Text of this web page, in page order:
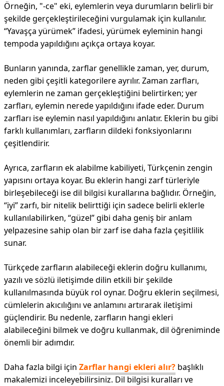
Örneğin, "-ce" eki, eylemlerin veya durumların belirli bir
şekilde gerçekleştirileceğini vurgulamak için kullanılır.
“Yavaşça yürümek” ifadesi, yürümek eyleminin hangi
tempoda yapıldığını açıkça ortaya koyar.
Bunların yanında, zarflar genellikle zaman, yer, durum,
neden gibi çeşitli kategorilere ayrılır. Zaman zarfları,
eylemlerin ne zaman gerçekleştiğini belirtirken; yer
zarfları, eylemin nerede yapıldığını ifade eder. Durum
zarfları ise eylemin nasıl yapıldığını anlatır. Eklerin bu gibi
farklı kullanımları, zarfların dildeki fonksiyonlarını
çeşitlendirir.
Ayrıca, zarfların ek alabilme kabiliyeti, Türkçenin zengin
yapısını ortaya koyar. Bu eklerin hangi zarf türleriyle
birleşebileceği ise dil bilgisi kurallarına bağlıdır. Örneğin,
“iyi” zarfı, bir nitelik belirttiği için sadece belirli eklerle
kullanılabilirken, “güzel” gibi daha geniş bir anlam
yelpazesine sahip olan bir zarf ise daha fazla çeşitlilik
sunar.
Türkçede zarfların alabileceği eklerin doğru kullanımı,
yazılı ve sözlü iletişimde dilin etkili bir şekilde
kullanılmasında büyük rol oynar. Doğru eklerin seçilmesi,
cümlelerin akıcılığını ve anlamını artırarak iletişimi
güçlendirir. Bu nedenle, zarfların hangi ekleri
alabileceğini bilmek ve doğru kullanmak, dil öğreniminde
önemli bir adımdır.
Daha fazla bilgi için Zarflar hangi ekleri alır? başlıklı
makalemizi inceleyebilirsiniz. Dil bilgisi kuralları ve